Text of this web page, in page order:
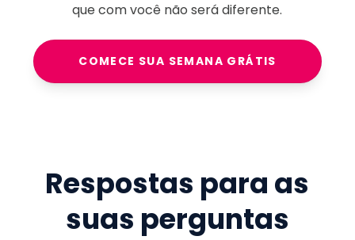
que com você não será diferente.
COMECE SUA SEMANA GRÁTIS
Respostas para as
suas perguntas